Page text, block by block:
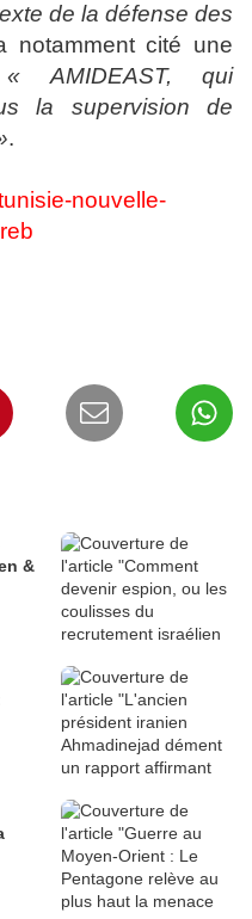
de la défense des
notamment cité une
AMIDEAST, qui
la supervision de
.
nouvelle-
&